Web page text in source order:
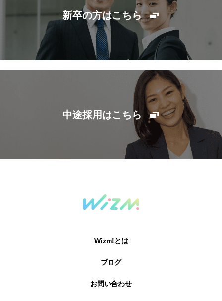
新卒の方はこちら
中途採用はこちら
Wizm!とは
ブログ
お問い合わせ